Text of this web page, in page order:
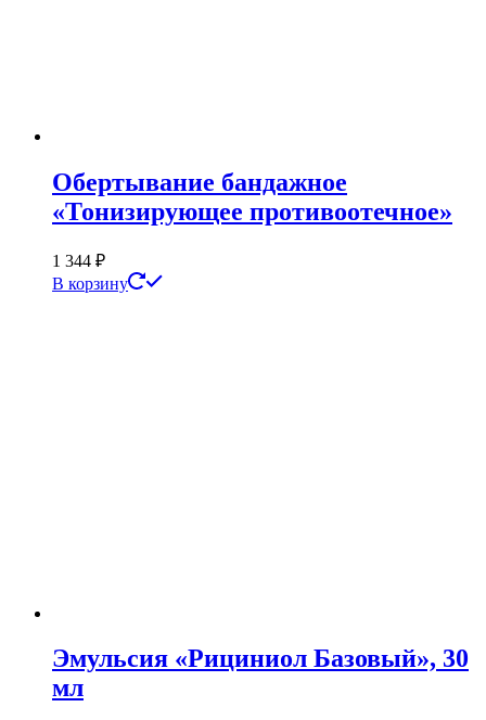
Обертывание бандажное
«Тонизирующее противоотечное»
1 344 ₽
В корзину
Эмульсия «Рициниол Базовый», 30
мл